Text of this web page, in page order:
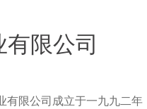
限公司
有限公司成立于一九九二